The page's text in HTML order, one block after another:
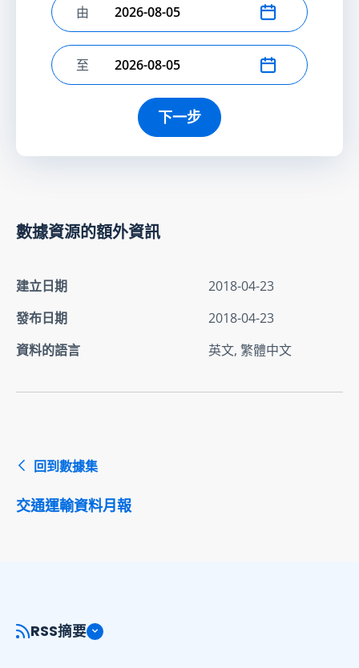
選擇開始日期
由
選擇結束日期
至
下一步
數據資源的額外資訊
建立日期
2018-04-23
發布日期
2018-04-23
資料的語言
英文, 繁體中文
回到數據集
交通運輸資料月報
RSS摘要